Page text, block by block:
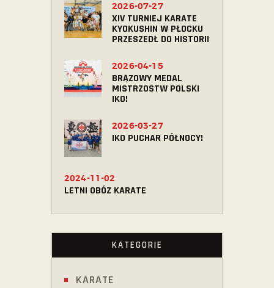
XIV TURNIEJ KARATE
KYOKUSHIN W PŁOCKU
PRZESZEDŁ DO HISTORII
2026-07-27
BRĄZOWY MEDAL
MISTRZOSTW POLSKI
IKO!
2026-04-15
IKO PUCHAR PÓŁNOCY!
2026-03-27
LETNI OBÓZ KARATE
2024-11-02
KATEGORIE
KARATE